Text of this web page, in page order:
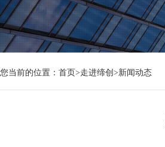
您当前的位置： 首页>走进缔创>新闻动态